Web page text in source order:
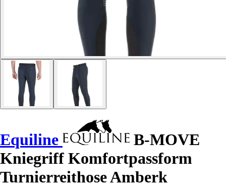
Equiline
B-MOVE
Kniegriff Komfortpassform
Turnierreithose Amberk